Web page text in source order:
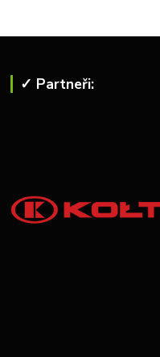
✓ Partneři: